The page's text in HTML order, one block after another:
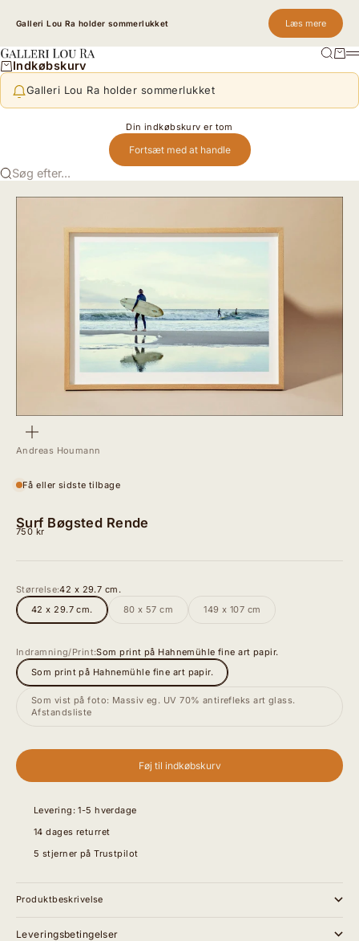
Galleri Lou Ra holder sommerlukket Læs mere
Galleri Lou Ra SøgKurv
Indkøbskurv
Galleri Lou Ra holder sommerlukket
Din indkøbskurv er tom
Fortsæt med at handle
Søg efter...
Andreas Houmann
Få eller sidste tilbage
Surf Bøgsted Rende
Salgspris
750 kr
Størrelse:42 x 29.7 cm.
42 x 29.7 cm.
80 x 57 cm 149 x 107 cm
Indramning/Print:Som print på Hahnemühle fine art papir.
Som print på Hahnemühle fine art papir.
Som vist på foto: Massiv eg. UV 70% antirefleks art glass.
Afstandsliste
Føj til indkøbskurv
Levering: 1-5 hverdage
14 dages returret
5 stjerner på Trustpilot
Produktbeskrivelse
Leveringsbetingelser